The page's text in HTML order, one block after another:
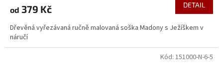
od 379 Kč DETAIL
Dřevěná vyřezávaná ručně malovaná soška Madony s Ježíškem v
náručí
Kód: 151000-N-6-5